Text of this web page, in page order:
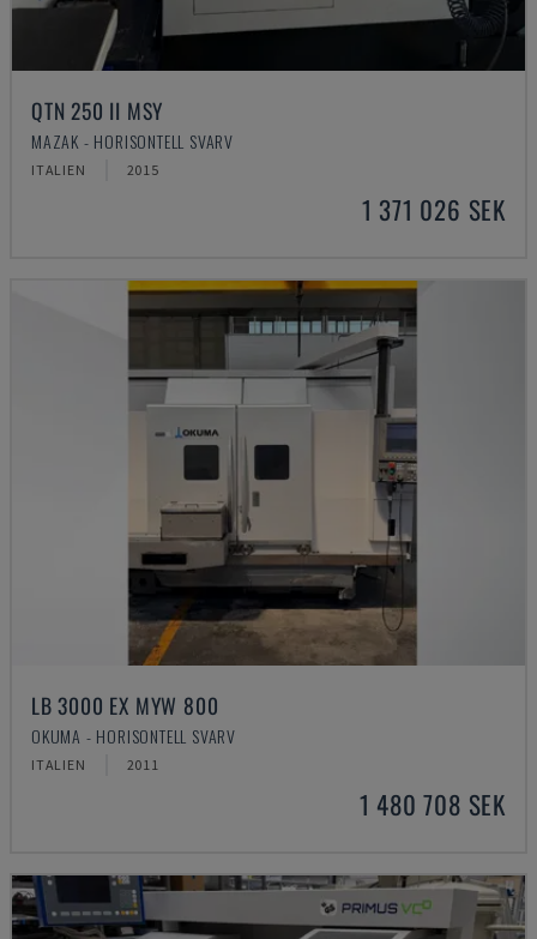
QTN 250 II MSY
MAZAK - HORISONTELL SVARV
ITALIEN 2015
1 371 026 SEK
LB 3000 EX MYW 800
OKUMA - HORISONTELL SVARV
ITALIEN 2011
1 480 708 SEK